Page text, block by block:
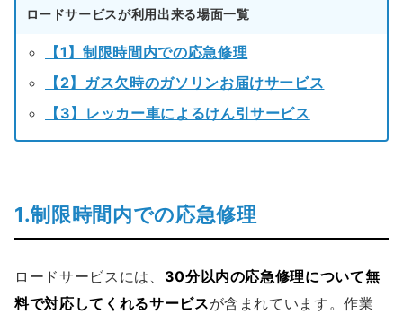
ロードサービスが利用出来る場面一覧
【1】制限時間内での応急修理
【2】ガス欠時のガソリンお届けサービス
【3】レッカー車によるけん引サービス
1.制限時間内での応急修理
ロードサービスには、 30分以内の応急修理について無
料で対応してくれるサービスが含まれています。作業